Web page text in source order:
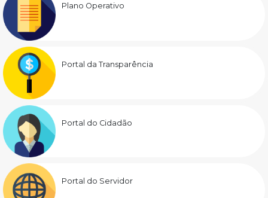
Plano Operativo
Portal da Transparência
Portal do Cidadão
Portal do Servidor